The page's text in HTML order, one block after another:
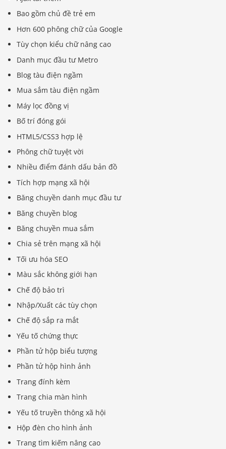
Bao gồm chủ đề trẻ em
Hơn 600 phông chữ của Google
Tùy chọn kiểu chữ nâng cao
Danh mục đầu tư Metro
Blog tàu điện ngầm
Mua sắm tàu ​​điện ngầm
Máy lọc đồng vị
Bố trí đóng gói
HTML5/CSS3 hợp lệ
Phông chữ tuyệt vời
Nhiều điểm đánh dấu bản đồ
Tích hợp mạng xã hội
Băng chuyền danh mục đầu tư
Băng chuyền blog
Băng chuyền mua sắm
Chia sẻ trên mạng xã hội
Tối ưu hóa SEO
Màu sắc không giới hạn
Chế độ bảo trì
Nhập/Xuất các tùy chọn
Chế độ sắp ra mắt
Yếu tố chứng thực
Phần tử hộp biểu tượng
Phần tử hộp hình ảnh
Trang đính kèm
Trang chia màn hình
Yếu tố truyền thông xã hội
Hộp đèn cho hình ảnh
Trang tìm kiếm nâng cao